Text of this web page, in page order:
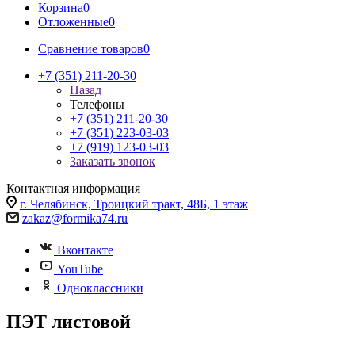
Корзина0
Отложенные0
Сравнение товаров0
+7 (351) 211-20-30
Назад
Телефоны
+7 (351) 211-20-30
+7 (351) 223-03-03
+7 (919) 123-03-03
Заказать звонок
Контактная информация
г. Челябинск, Троицкий тракт, 48Б, 1 этаж
zakaz@formika74.ru
Вконтакте
YouTube
Одноклассники
ПЭТ листовой